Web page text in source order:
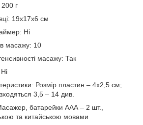
200 г
19х17х6 см
Ні
масажу: 10
масажу: Так
Розмір пластин – 4х2,5 см;
3,5 – 14 див.
батарейки ААА – 2 шт.,
та китайською мовами